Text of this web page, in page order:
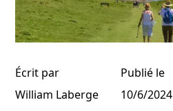
Écrit par
William Laberge
Publié le
10/6/2024